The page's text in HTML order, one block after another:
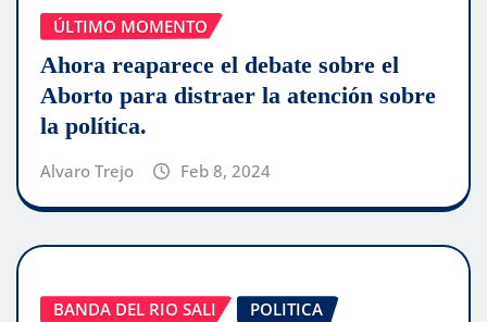
ÚLTIMO MOMENTO
Ahora reaparece el debate sobre el
Aborto para distraer la atención sobre
la política.
Alvaro Trejo Feb 8, 2024
BANDA DEL RIO SALI
POLITICA